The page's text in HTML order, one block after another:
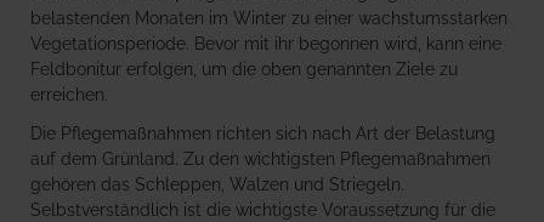
belastenden Monaten im Winter zu einer wachstumsstarken
Vegetationsperiode. Bevor mit ihr begonnen wird, kann eine
Feldbonitur erfolgen, um die oben genannten Ziele zu
erreichen.
Die Pflegemaßnahmen richten sich nach Art der Belastung
auf dem Grünland. Zu den wichtigsten Pflegemaßnahmen
gehören das Schleppen, Walzen und Striegeln.
Selbstverständlich ist die wichtigste Voraussetzung für die